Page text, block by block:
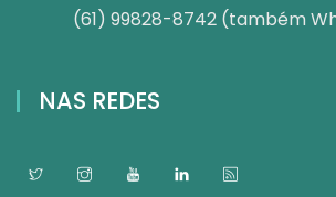
(61) 99828-8742 (também
NAS REDES